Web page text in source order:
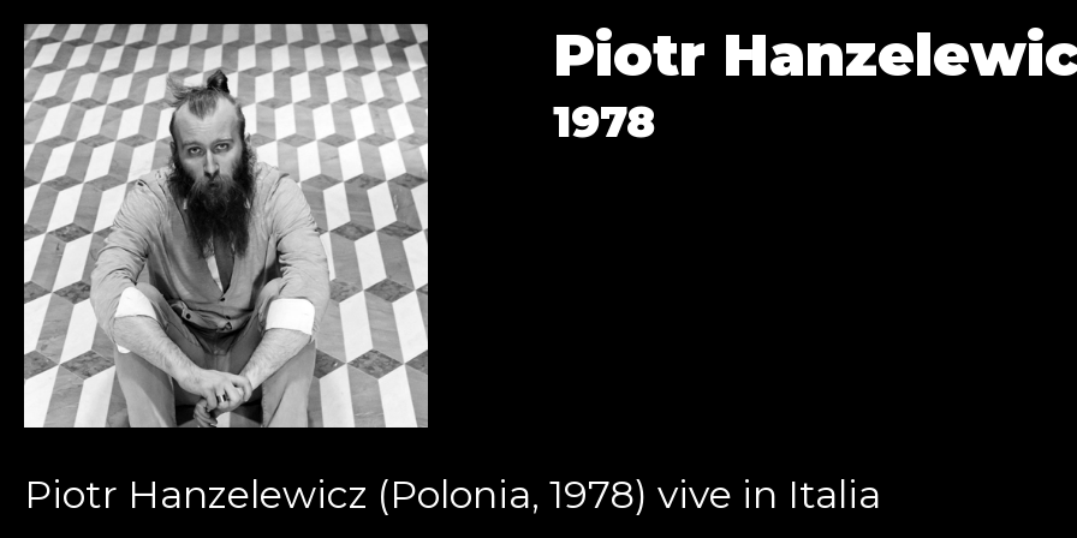
Piotr
1978
Piotr Hanzelewicz (Polonia, 1978) vive in Italia